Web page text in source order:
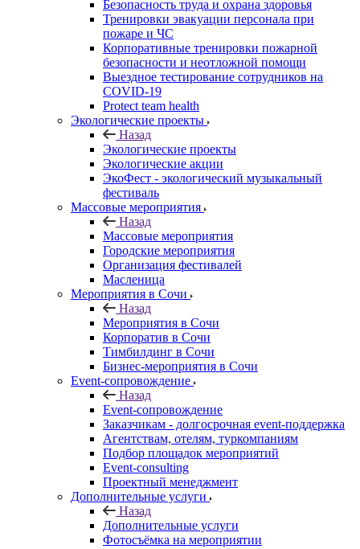
Безопасность труда и охрана здоровья
Тренировки эвакуации персонала при
пожаре и ЧС
Корпоративные тренировки пожарной
безопасности и неотложной помощи
Выездное тестирование сотрудников на
COVID-19
Protect team health
Экологические проекты
Назад
Экологические проекты
Экологические акции
ЭкоФест - экологический музыкальный
фестиваль
Массовые мероприятия
Назад
Массовые мероприятия
Городские мероприятия
Организация фестивалей
Масленица
Мероприятия в Сочи
Назад
Мероприятия в Сочи
Корпоратив в Сочи
Тимбилдинг в Сочи
Бизнес-мероприятия в Сочи
Event-сопровождение
Назад
Event-сопровождение
Заказчикам - долгосрочная event-поддержка
Агентствам, отелям, туркомпаниям
Подбор площадок мероприятий
Event-consulting
Проектный менеджмент
Дополнительные услуги
Назад
Дополнительные услуги
Фотосъёмка на мероприятии